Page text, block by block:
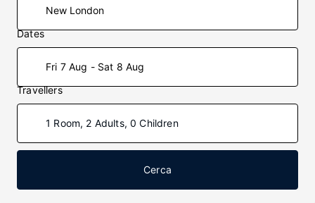
Dates
Fri 7 Aug - Sat 8 Aug
Travellers
1 Room, 2 Adults, 0 Children
Cerca